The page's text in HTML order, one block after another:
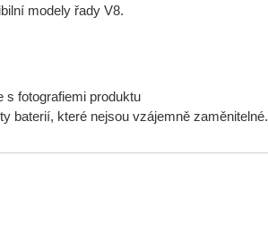
modely řady V8.
s fotografiemi produktu
baterií, které nejsou vzájemně zaměnitelné.